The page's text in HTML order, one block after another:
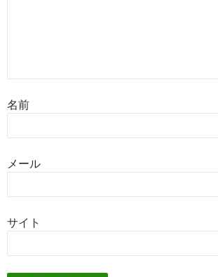
名前
メール
サイト